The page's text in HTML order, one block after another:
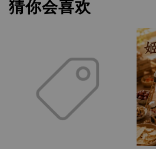
猜你会喜欢